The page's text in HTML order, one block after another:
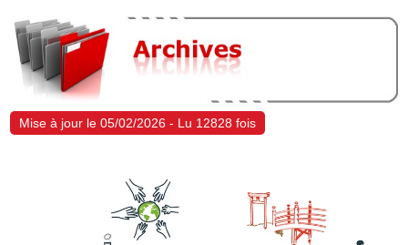
Mise à jour le 05/02/2026 - Lu 12828 fois